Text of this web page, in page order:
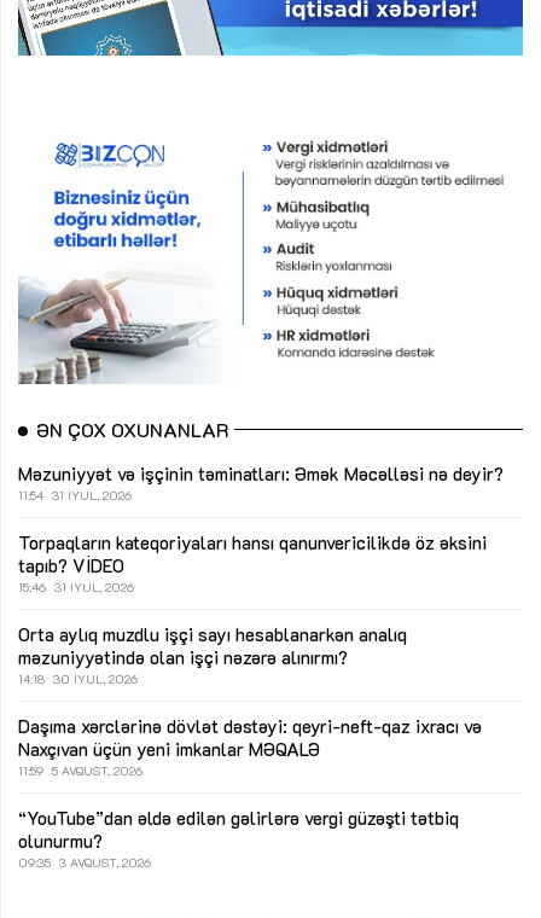
ƏN ÇOX OXUNANLAR
Məzuniyyət və işçinin təminatları: Əmək Məcəlləsi nə deyir?
11:54 31 İYUL, 2026
Torpaqların kateqoriyaları hansı qanunvericilikdə öz əksini
tapıb? VİDEO
15:46 31 İYUL, 2026
Orta aylıq muzdlu işçi sayı hesablanarkən analıq
məzuniyyətində olan işçi nəzərə alınırmı?
14:18 30 İYUL, 2026
Daşıma xərclərinə dövlət dəstəyi: qeyri-neft-qaz ixracı və
Naxçıvan üçün yeni imkanlar MƏQALƏ
11:59 5 AVQUST, 2026
“YouTube”dan əldə edilən gəlirlərə vergi güzəşti tətbiq
olunurmu?
09:35 3 AVQUST, 2026